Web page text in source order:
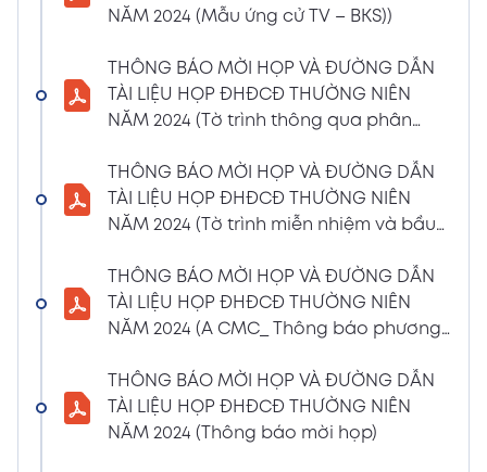
02/04/2024
THÔNG BÁO MỜI HỌP VÀ ĐƯỜNG DẪN TÀI
LIỆU HỌP ĐHĐCĐ THƯỜNG NIÊN NĂM 2024
(Dự thảo biên bản họp ĐHĐCĐ)
Xem PDF
6:07 PM
THÔNG BÁO MỜI HỌP VÀ ĐƯỜNG DẪN TÀI
LIỆU HỌP ĐHĐCĐ THƯỜNG NIÊN NĂM
01/04/2024
4:00 PM
CBTT về việc nhận được Đơn từ nhiệm vị trí
Thùy Giang và bà Nguyễn Hồng Oanh
04/03/2024
11:29 AM
Xem PDF
NĂM 2024 (Mẫu ứng cử TV – BKS))
THÔNG BÁO MỜI HỌP VÀ ĐƯỜNG DẪN
TÀI LIỆU HỌP ĐHĐCĐ THƯỜNG NIÊN
NĂM 2024 (Tờ trình thông qua phân
BKS)
THÔNG BÁO MỜI HỌP VÀ ĐƯỜNG DẪN
TÀI LIỆU HỌP ĐHĐCĐ THƯỜNG NIÊN
NĂM 2024 (Tờ trình miễn nhiệm và bầu
THÔNG BÁO MỜI HỌP VÀ ĐƯỜNG DẪN
TÀI LIỆU HỌP ĐHĐCĐ THƯỜNG NIÊN
NĂM 2024 (A CMC_ Thông báo phương
THÔNG BÁO MỜI HỌP VÀ ĐƯỜNG DẪN
TÀI LIỆU HỌP ĐHĐCĐ THƯỜNG NIÊN
NĂM 2024 (Thông báo mời họp)